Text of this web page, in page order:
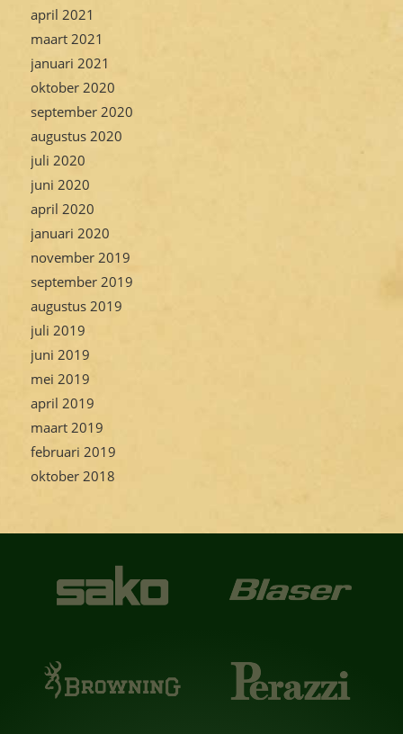
april 2021
maart 2021
januari 2021
oktober 2020
september 2020
augustus 2020
juli 2020
juni 2020
april 2020
januari 2020
november 2019
september 2019
augustus 2019
juli 2019
juni 2019
mei 2019
april 2019
maart 2019
februari 2019
oktober 2018